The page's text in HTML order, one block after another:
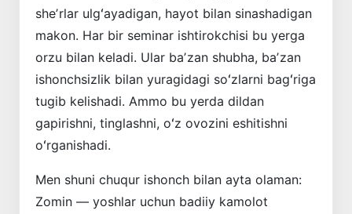
sheʼrlar ulgʻayadigan, hayot bilan sinashadigan
makon. Har bir seminar ishtirokchisi bu yerga
orzu bilan keladi. Ular baʼzan shubha, baʼzan
ishonchsizlik bilan yuragidagi soʻzlarni bagʻriga
tugib kelishadi. Ammo bu yerda dildan
gapirishni, tinglashni, oʻz ovozini eshitishni
oʻrganishadi.
Men shuni chuqur ishonch bilan ayta olaman:
Zomin — yoshlar uchun badiiy kamolot